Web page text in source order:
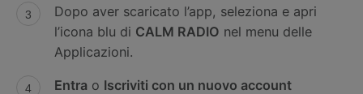
Dopo aver scaricato l’app, seleziona e apri
l’icona blu di CALM RADIO nel menu delle
Applicazioni.
Entra o Iscriviti con un nuovo account